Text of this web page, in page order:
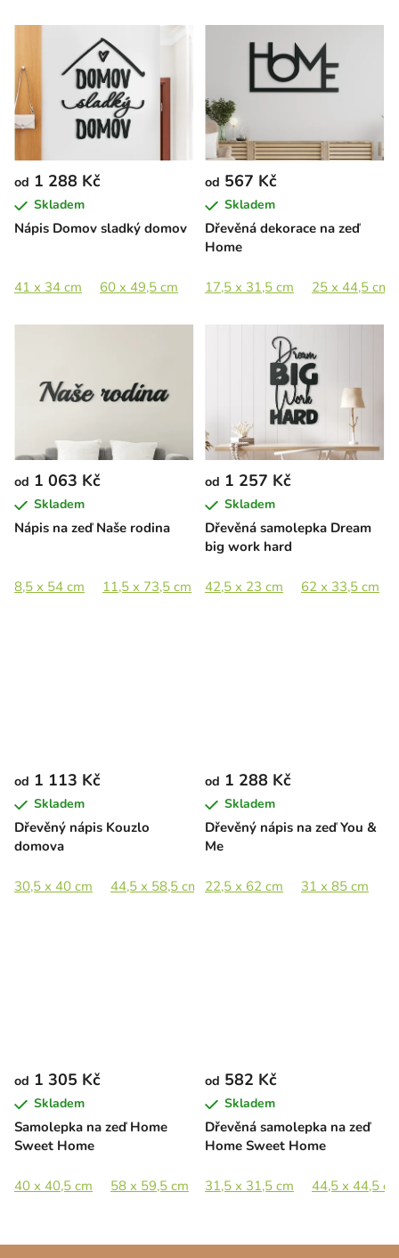
Nápis Domov sladký domov
od 1 288 Kč
Skladem
41 x 34 cm 60 x 49,5 cm 82 x 67,5 cm
Dřevěná dekorace na zeď
Home
od 567 Kč
Skladem
17,5 x 31,5 cm 25 x 44,5 cm
Nápis na zeď Naše rodina
od 1 063 Kč
Skladem
8,5 x 54 cm 11,5 x 73,5 cm 17 x 107,5 cm
Dřevěná samolepka Dream
big work hard
od 1 257 Kč
Skladem
42,5 x 23 cm 62 x 33,5 cm
Dřevěný nápis Kouzlo
domova
od 1 113 Kč
Skladem
30,5 x 40 cm 44,5 x 58,5 cm 57 x 75,5 cm
Dřevěný nápis na zeď You &
Me
od 1 288 Kč
Skladem
22,5 x 62 cm 31 x 85 cm
Samolepka na zeď Home
Sweet Home
od 1 305 Kč
Skladem
40 x 40,5 cm 58 x 59,5 cm 80 x 81 cm
Dřevěná samolepka na zeď
Home Sweet Home
od 582 Kč
Skladem
31,5 x 31,5 cm 44,5 x 44,5